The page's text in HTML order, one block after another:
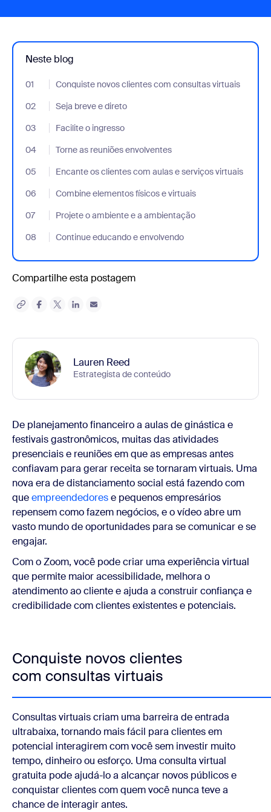
Neste blog
01 Conquiste novos clientes com consultas virtuais
- Jumplink to Conquiste novos clientes com consultas virtuais
02
Seja breve e direto
- Jumplink to Seja breve e direto
03
Facilite o ingresso
- Jumplink to Facilite o ingresso
04
Torne as reuniões envolventes
- Jumplink to Torne as reuniões envolventes
05
Encante os clientes com aulas e serviços virtuais
- Jumplink to Encante os clientes com aulas e serviços virtuais
06
Combine elementos físicos e virtuais
- Jumplink to Combine elementos físicos e virtuais
07
Projete o ambiente e a ambientação
- Jumplink to Projete o ambiente e a ambientação
08
Continue educando e envolvendo
- Jumplink to Continue educando e envolvendo
Compartilhe esta postagem
Lauren Reed
Estrategista de conteúdo
De planejamento financeiro a aulas de ginástica e
festivais gastronômicos, muitas das atividades
presenciais e reuniões em que as empresas antes
confiavam para gerar receita se tornaram virtuais. Uma
nova era de distanciamento social está fazendo com
queempreendedorese pequenos empresários
repensem como fazem negócios, e o vídeo abre um
vasto mundo de oportunidades para se comunicar e se
engajar.
Com o Zoom, você pode criar uma experiência virtual
que permite maior acessibilidade, melhora o
atendimento ao cliente e ajuda a construir confiança e
credibilidade com clientes existentes e potenciais.
Conquiste novos clientes
com consultas virtuais
Consultas virtuais criam uma barreira de entrada
ultrabaixa, tornando mais fácil para clientes em
potencial interagirem com você sem investir muito
tempo, dinheiro ou esforço. Uma consulta virtual
gratuita pode ajudá-lo a alcançar novos públicos e
conquistar clientes com quem você nunca teve a
chance de interagir antes.